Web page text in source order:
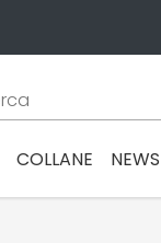
COLLANE NEWS